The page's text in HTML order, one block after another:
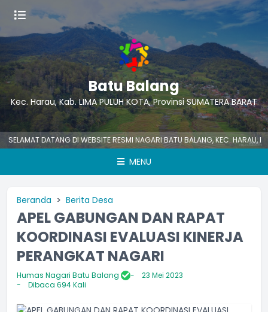
Batu Balang
Kec. Harau, Kab. LIMA PULUH KOTA, Provinsi SUMATERA BARAT
DATANG DI WEBSITE RESMI NAGARI BATU BALANG, KEC. HARAU, KAB.
MENU
Beranda Berita Desa
APEL GABUNGAN DAN RAPAT
KOORDINASI EVALUASI KINERJA
PERANGKAT NAGARI
Humas Nagari Batu Balang
23 Mei 2023
Dibaca 694 Kali